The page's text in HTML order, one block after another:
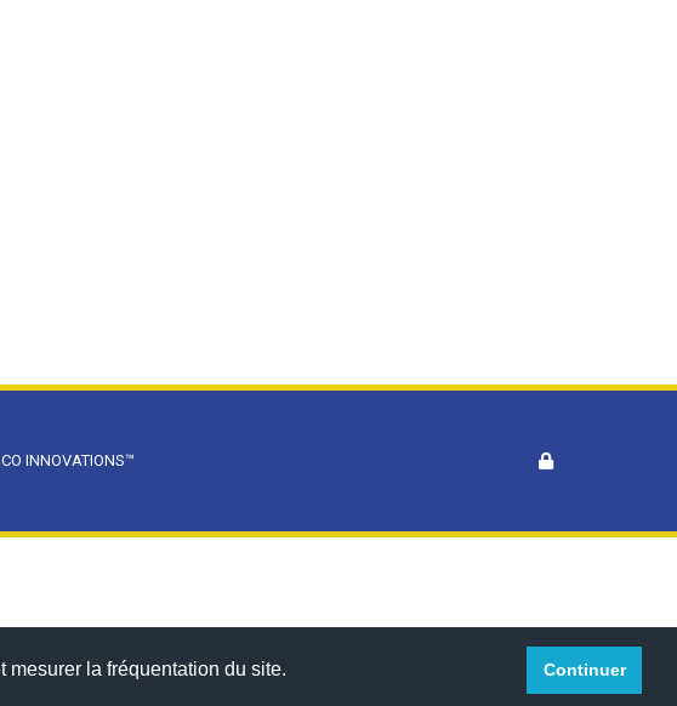
la fréquentation du site. Continuer
INNOVATIONS™